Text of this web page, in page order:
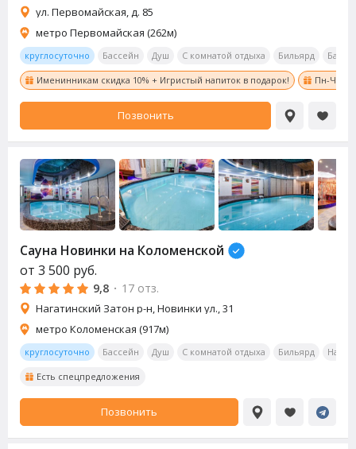
ул. Первомайская, д. 85
метро Первомайская (262м)
круглосуточно Бассейн Душ С комнатой отдыха Бильярд Бар
Именинникам скидка 10% + Игристый напиток в подарок! Пн-Чт с
Позвонить
Сауна Новинки на Коломенской
от 3 500 руб.
9,8 · 17 отз.
Нагатинский Затон р-н, Новинки ул., 31
метро Коломенская (917м)
круглосуточно Бассейн Душ С комнатой отдыха Бильярд
Есть спецпредложения
Позвонить